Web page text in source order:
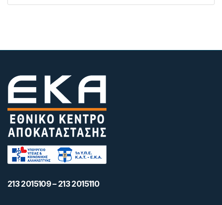
213 2015109 – 213 2015110